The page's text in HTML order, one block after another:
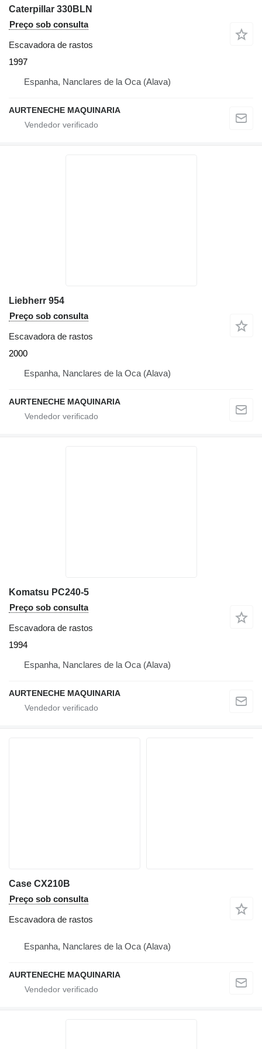
Caterpillar 330BLN
Preço sob consulta
Escavadora de rastos
1997
Espanha, Nanclares de la Oca (Alava)
AURTENECHE MAQUINARIA
Liebherr 954
Preço sob consulta
Escavadora de rastos
2000
Espanha, Nanclares de la Oca (Alava)
AURTENECHE MAQUINARIA
Komatsu PC240-5
Preço sob consulta
Escavadora de rastos
1994
Espanha, Nanclares de la Oca (Alava)
AURTENECHE MAQUINARIA
Case CX210B
Preço sob consulta
Escavadora de rastos
Espanha, Nanclares de la Oca (Alava)
AURTENECHE MAQUINARIA